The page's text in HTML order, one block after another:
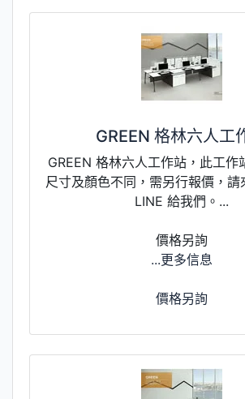
GREEN 格林六人工
GREEN 格林六人工作站，此工作
尺寸及顏色不同，需另行報價，請
LINE 給我們。...
價格另詢
...更多信息
價格另詢